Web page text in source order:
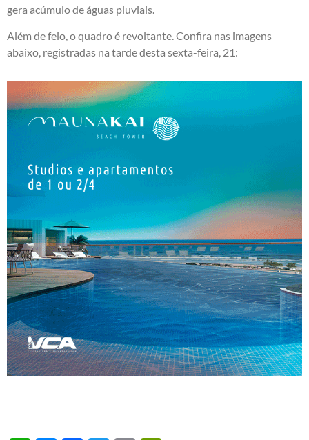
gera acúmulo de águas pluviais.
Além de feio, o quadro é revoltante. Confira nas imagens
abaixo, registradas na tarde desta sexta-feira, 21: